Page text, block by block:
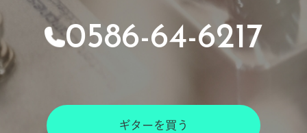
0586-64-6217
ギターを買う